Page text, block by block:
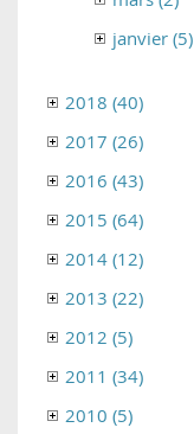
janvier (5)
2018 (40)
2017 (26)
2016 (43)
2015 (64)
2014 (12)
2013 (22)
2012 (5)
2011 (34)
2010 (5)